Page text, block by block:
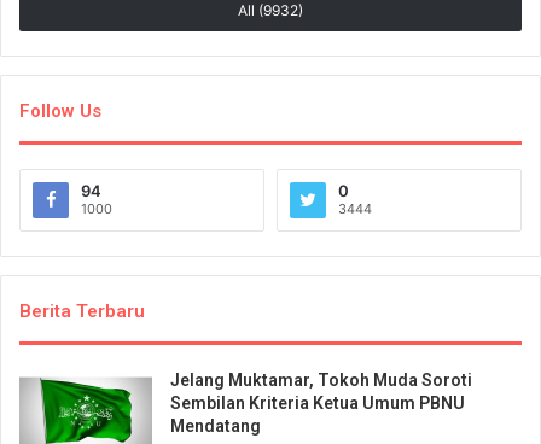
All (9932)
Follow Us
94
1000
0
3444
Berita Terbaru
Jelang Muktamar, Tokoh Muda Soroti
Sembilan Kriteria Ketua Umum PBNU
Mendatang